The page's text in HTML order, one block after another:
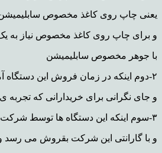
یعنی چاپ روی کاغذ مخصوص سابلیمیشن
و برای چاپ روی کاغذ مخصوص نیاز به یک دستگاه
با جوهر مخصوص سابلیمیشن
۲-دوم اینکه در زمان فروش این دستگاه آموزش کامل به خریدار ارائه می شود
و جای نگرانی برای خریدارانی که تجربه ی
۳-سوم اینکه این دستگاه ها توسط شرکت پارساپرینت تولید می گردد
و با گارانتی این شرکت بقروش می رسد